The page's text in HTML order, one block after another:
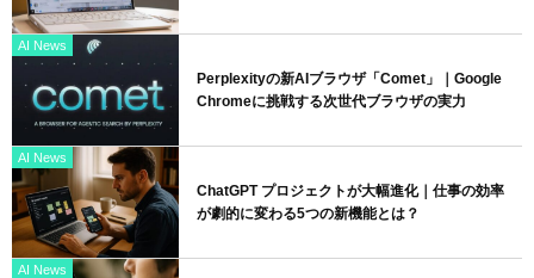
AI News
Perplexityの新AIブラウザ「Comet」｜Google
Chromeに挑戦する次世代ブラウザの実力
AI News
ChatGPT プロジェクトが大幅進化｜仕事の効率
が劇的に変わる5つの新機能とは？
AI News